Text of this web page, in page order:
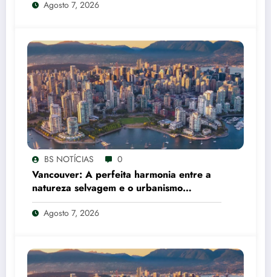
Agosto 7, 2026
BS NOTÍCIAS 0
Vancouver: A perfeita harmonia entre a
natureza selvagem e o urbanismo
canadense
Agosto 7, 2026